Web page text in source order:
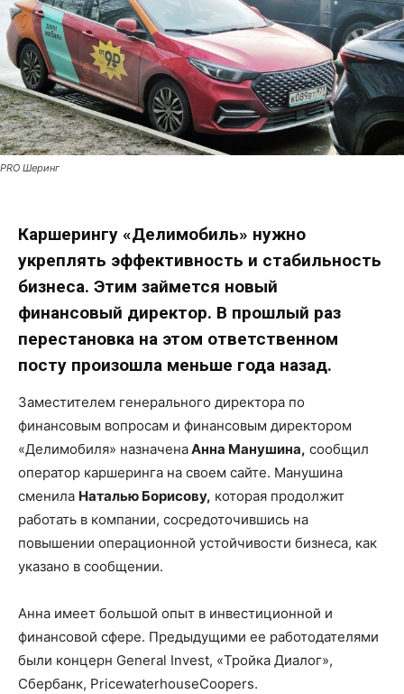
PRO Шеринг
Каршерингу «Делимобиль» нужно
укреплять эффективность и стабильность
бизнеса. Этим займется новый
финансовый директор. В прошлый раз
перестановка на этом ответственном
посту произошла меньше года назад.
Заместителем генерального директора по
финансовым вопросам и финансовым директором
«Делимобиля» назначенаАнна Манушина, сообщил
оператор каршеринга на своем сайте. Манушина
сменила Наталью Борисову, которая продолжит
работать в компании, сосредоточившись на
повышении операционной устойчивости бизнеса, как
указано в сообщении.
Анна имеет большой опыт в инвестиционной и
финансовой сфере. Предыдущими ее работодателями
были концерн General Invest, «Тройка Диалог»,
Сбербанк, PricewaterhouseCoopers.